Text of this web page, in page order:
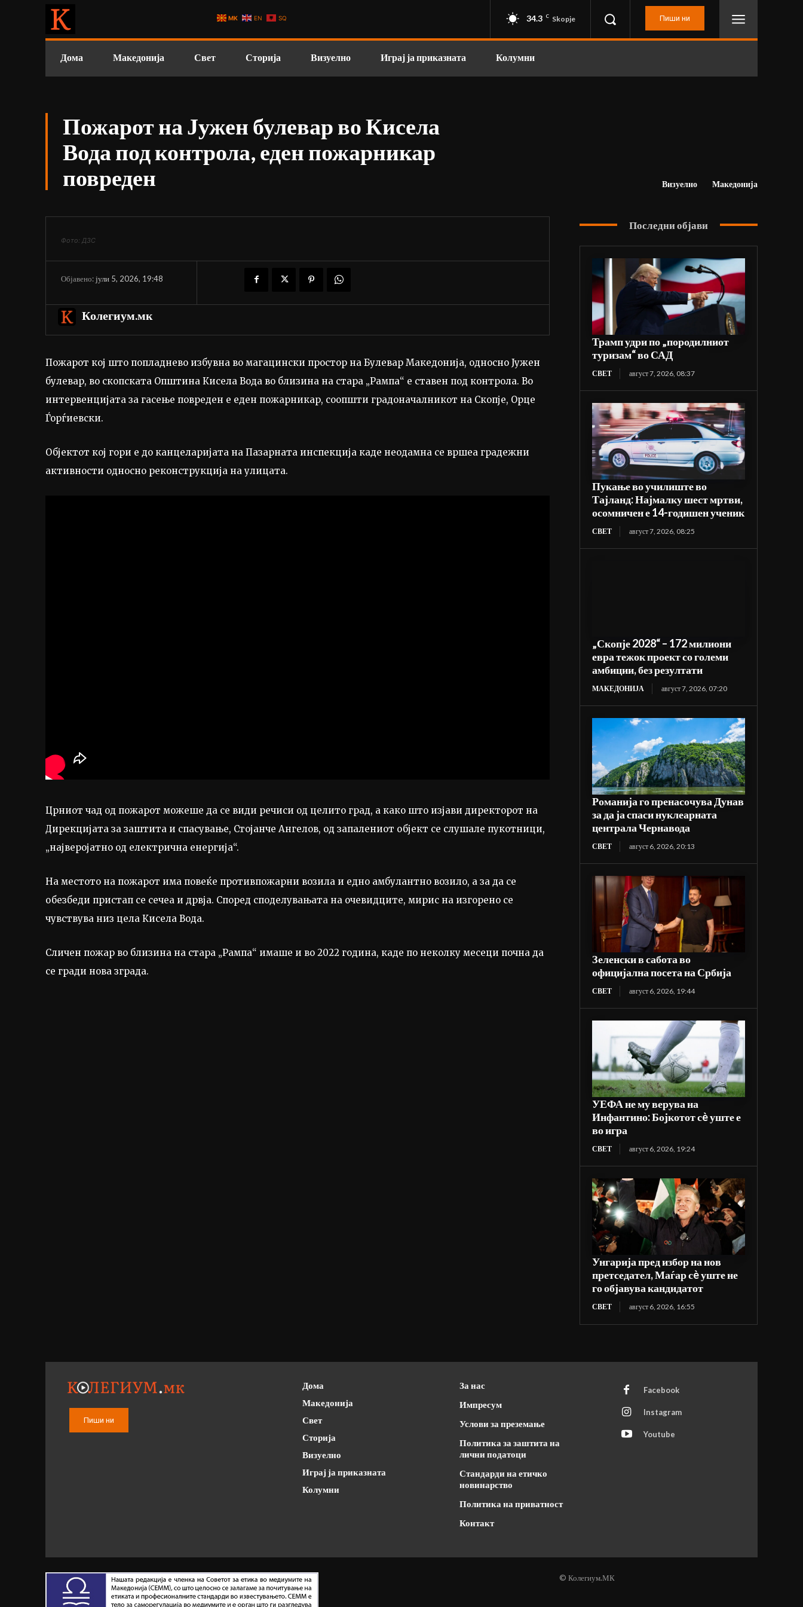
34.3 C Skopje Пиши ни
Дома Македонија Свет Сторија Визуелно Играј ја приказната Колумни
Пожарот на Јужен булевар во Кисела
Вода под контрола, еден пожарникар
повреден
Визуелно Македонија
Фото: ДЗС
Објавено:јули 5, 2026, 19:48
Колегиум.мк
Пожарот кој што попладнево избувна во магацински простор на Булевар Македонија, односно Јужен
булевар, во скопската Општина Кисела Вода во близина на стара „Рампа“ е ставен под контрола. Во
интервенцијата за гасење повреден е еден пожарникар, соопшти градоначалникот на Скопје, Орце
Ѓорѓиевски.
Објектот кој гори е до канцеларијата на Пазарната инспекција каде неодамна се вршеа градежни
активности односно реконструкција на улицата.
Црниот чад од пожарот можеше да се види речиси од целито град, а како што изјави директорот на
Дирекцијата за заштита и спасување, Стојанче Ангелов, од запалениот објект се слушале пукотници,
„најверојатно од електрична енергија“.
На местото на пожарот има повеќе противпожарни возила и едно амбулантно возило, а за да се
обезбеди пристап се сечеа и дрвја. Според споделувањата на очевидците, мирис на изгорено се
чувствува низ цела Кисела Вода.
Сличен пожар во близина на стара „Рампа“ имаше и во 2022 година, каде по неколку месеци почна да
се гради нова зграда.
Последни објави
Трамп удри по „породилниот
туризам“ во САД
СВЕТ август 7, 2026, 08:37
Пукање во училиште во
Тајланд: Најмалку шест мртви,
осомничен е 14-годишен ученик
СВЕТ август 7, 2026, 08:25
„Скопје 2028“ – 172 милиони
евра тежок проект со големи
амбиции, без резултати
МАКЕДОНИЈА август 7, 2026, 07:20
Романија го пренасочува Дунав
за да ја спаси нуклеарната
централа Чернавода
СВЕТ август 6, 2026, 20:13
Зеленски в сабота во
официјална посета на Србија
СВЕТ август 6, 2026, 19:44
УЕФА не му верува на
Инфантино: Бојкотот сè уште е
во игра
СВЕТ август 6, 2026, 19:24
Унгарија пред избор на нов
претседател, Маѓар сè уште не
го објавува кандидатот
СВЕТ август 6, 2026, 16:55
Пиши ни
Дома
Македонија
Свет
Сторија
Визуелно
Играј ја приказната
Колумни
За нас
Импресум
Услови за преземање
Политика за заштита на
лични податоци
Стандарди на етичко
новинарство
Политика на приватност
Контакт
Facebook
Instagram
Youtube
© Колегиум.МК
MK EN SQ